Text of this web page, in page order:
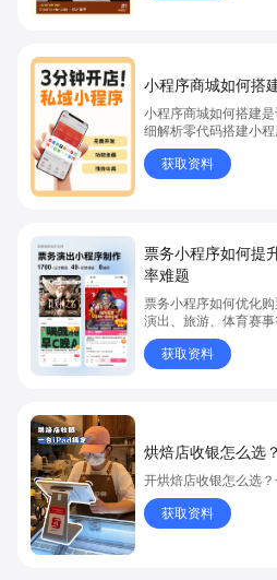
小程序商城如何搭
小程序商城如何搭建
细解析零代码搭建小
商城、商城搭建与零
品上架、全渠道销售及
货新模式。点击获取详
获取资料
票务小程序如何提
率难题
票务小程序如何优化
演出、旅游、体育赛
售渠道、实现会员精
“票务小程序”、“购票
获取资料
烘焙店收银怎么选
开烘焙店收银怎么选
获取资料